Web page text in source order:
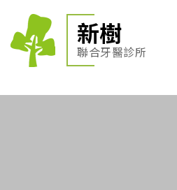
新樹
聯合牙醫診所